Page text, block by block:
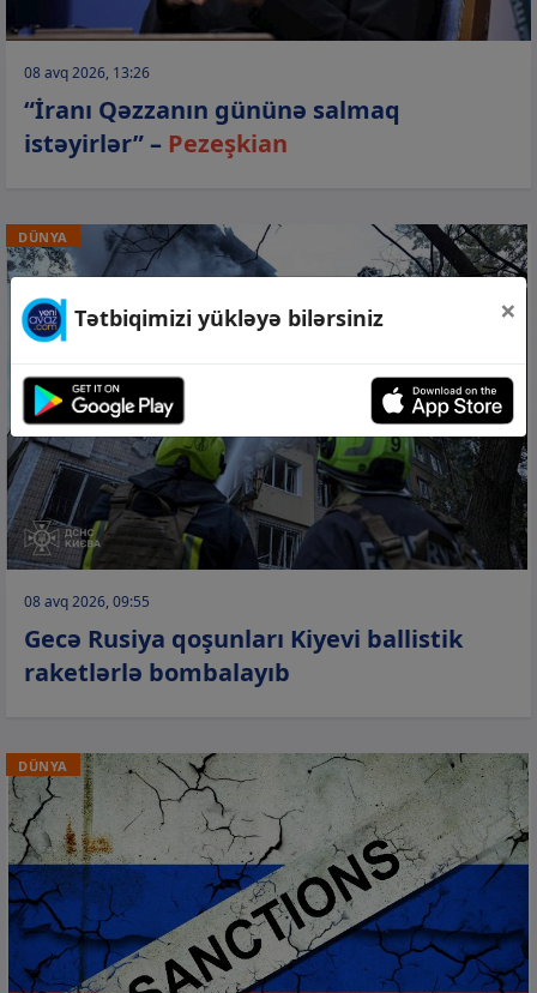
08 avq 2026, 13:26
“İranı Qəzzanın gününə salmaq
istəyirlər” – Pezeşkian
DÜNYA
08 avq 2026, 09:55
Gecə Rusiya qoşunları Kiyevi ballistik
raketlərlə bombalayıb
DÜNYA
Tətbiqimizi yükləyə bilərsiniz ×